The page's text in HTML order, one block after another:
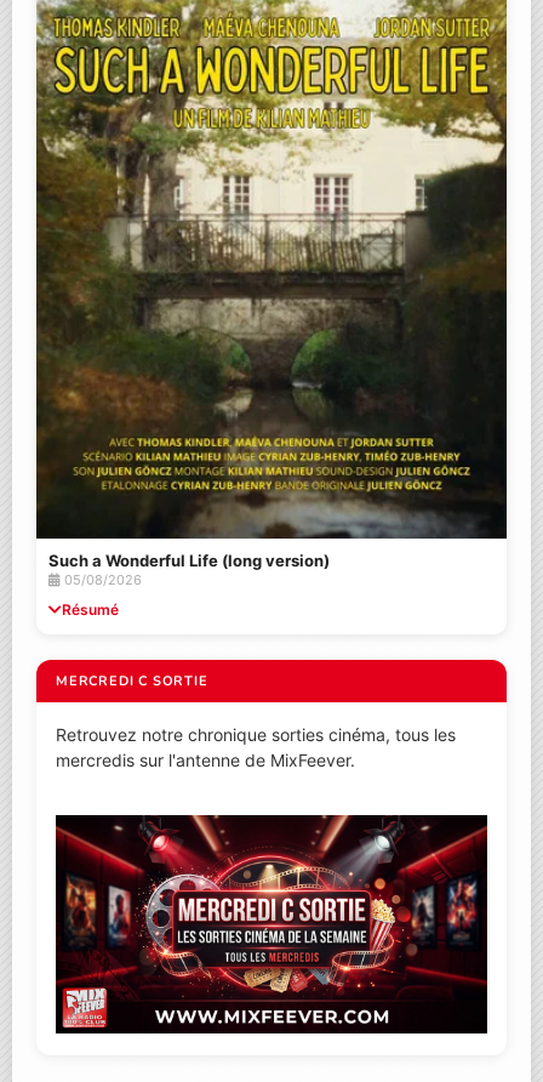
Such a Wonderful Life (long version)
05/08/2026
Résumé
MERCREDI C SORTIE
Retrouvez notre chronique sorties cinéma, tous les
mercredis sur l'antenne de MixFeever.